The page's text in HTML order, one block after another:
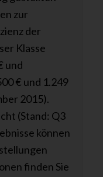
zur
der
Klasse
und
€ und 1.249
2015).
(Stand: Q3
können
finden Sie